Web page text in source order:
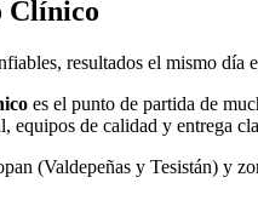
Clínico
resultados el mismo día
es el punto de partida de
equipos de calidad y entrega
(Valdepeñas y Tesistán) y